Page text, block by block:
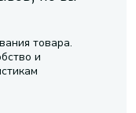
товара.
и